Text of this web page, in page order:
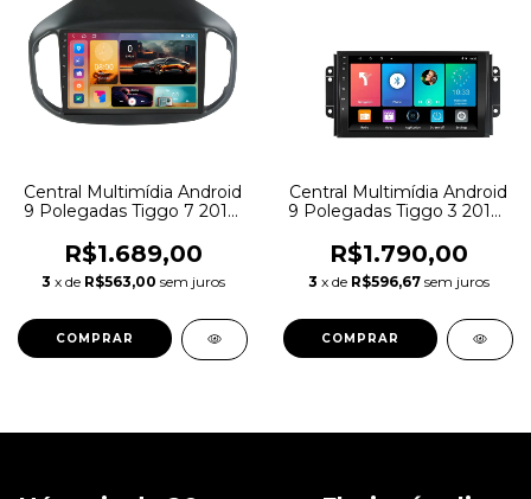
Central Multimídia Android
9 Polegadas Tiggo 7 2016-
R$1.689,00
3 x de R$563,00 sem juros
Central Multimídia Android
9 Polegadas Tiggo 3 2010-
R$1.790,00
3 x de R$596,67 sem juros